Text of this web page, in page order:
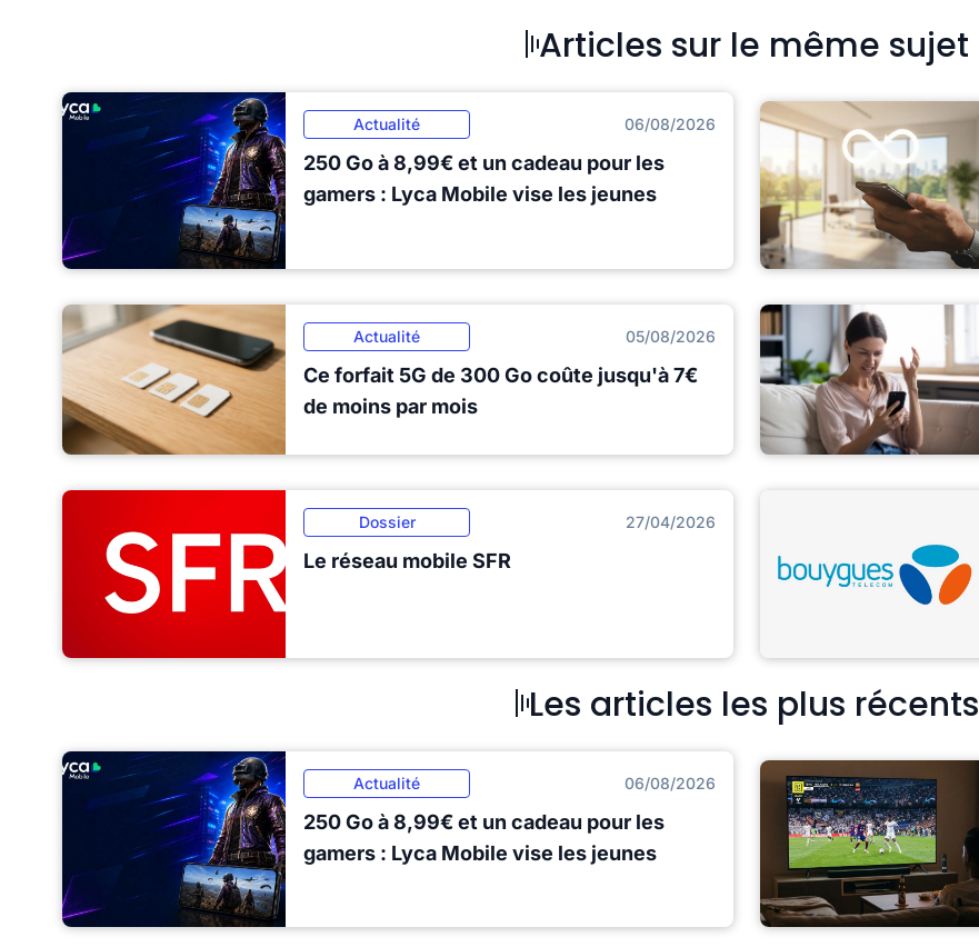
Articles sur le même sujet
Actualité 06/08/2026
250 Go à 8,99€ et un cadeau pour les
gamers : Lyca Mobile vise les jeunes
Actualité 05/08/2026
Ce forfait 5G de 300 Go coûte jusqu'à 7€
de moins par mois
Dossier 27/04/2026
Le réseau mobile SFR
Les articles les plus récents
Actualité 06/08/2026
250 Go à 8,99€ et un cadeau pour les
gamers : Lyca Mobile vise les jeunes